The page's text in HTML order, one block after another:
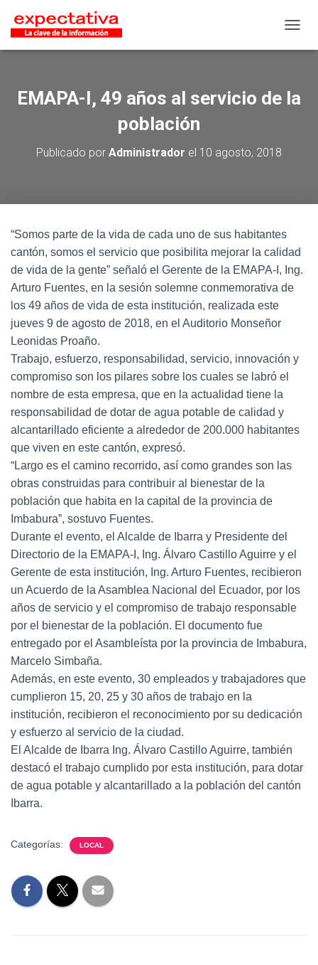
EMAPA-I, 49 años al servicio de la
población
Publicado por Administrador el 10 agosto, 2018
“Somos parte de la vida de cada uno de sus habitantes
cantón, somos el servicio que posibilita mejorar la calidad
de vida de la gente” señaló el Gerente de la EMAPA-I, Ing.
Arturo Fuentes, en la sesión solemne conmemorativa de
los 49 años de vida de esta institución, realizada este
jueves 9 de agosto de 2018, en el Auditorio Monseñor
Leonidas Proaño.
Trabajo, esfuerzo, responsabilidad, servicio, innovación y
compromiso son los pilares sobre los cuales se labró el
nombre de esta empresa, que en la actualidad tiene la
responsabilidad de dotar de agua potable de calidad y
alcantarillado eficiente a alrededor de 200.000 habitantes
que viven en este cantón, expresó.
“Largo es el camino recorrido, así como grandes son las
obras construidas para contribuir al bienestar de la
población que habita en la capital de la provincia de
Imbabura”, sostuvo Fuentes.
Durante el evento, el Alcalde de Ibarra y Presidente del
Directorio de la EMAPA-I, Ing. Álvaro Castillo Aguirre y el
Gerente de esta institución, Ing. Arturo Fuentes, recibieron
un Acuerdo de la Asamblea Nacional del Ecuador, por los
años de servicio y el compromiso de trabajo responsable
por el bienestar de la población. El documento fue
entregado por el Asambleísta por la provincia de Imbabura,
Marcelo Simbaña.
Además, en este evento, 30 empleados y trabajadores que
cumplieron 15, 20, 25 y 30 años de trabajo en la
institución, recibieron el reconocimiento por su dedicación
y esfuerzo al servicio de la ciudad.
El Alcalde de Ibarra Ing. Álvaro Castillo Aguirre, también
destacó el trabajo cumplido por esta institución, para dotar
de agua potable y alcantarillado a la población del cantón
Ibarra.
Categorías: LOCAL